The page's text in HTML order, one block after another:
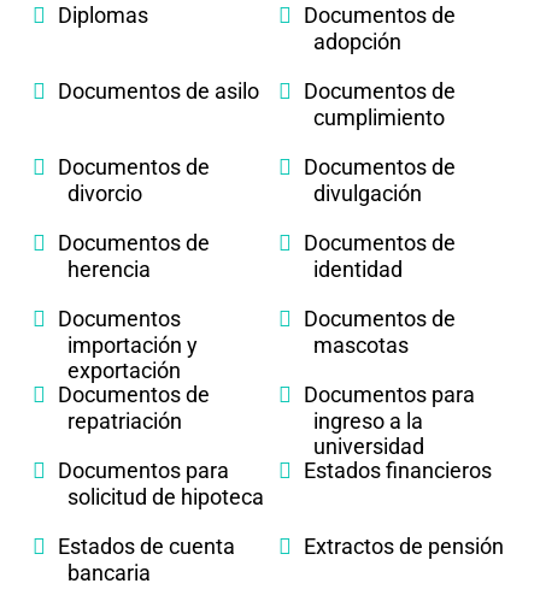
Diplomas
Documentos de
adopción
Documentos de asilo
Documentos de
cumplimiento
Documentos de
divorcio
Documentos de
divulgación
Documentos de
herencia
Documentos de
identidad
Documentos
importación y
exportación
Documentos de
mascotas
Documentos de
repatriación
Documentos para
ingreso a la
universidad
Documentos para
solicitud de hipoteca
Estados financieros
Estados de cuenta
bancaria
Extractos de pensión